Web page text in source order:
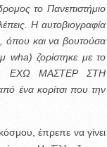
το Πανεπιστήμιο
Η αυτοβιογραφία
όπου και να βουτούσα
wha) ζορίστηκε με το
ΕΧΩ ΜΑΣΤΕΡ ΣΤΗ
ένα κορίτσι που την
έπρεπε να γίνει